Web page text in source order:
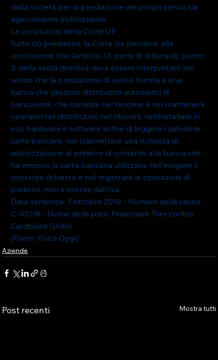
dalla società per la prestazione dei propri servizi sia
agevolmente individuabile.
Le conclusioni della Corte UE
Tutto ciò premesso, la Corte Ue perviene alla
conclusione che l’articolo 13, parte B, lettera d), punto
3, della sesta direttiva deve essere interpretato nel
senso che la prestazione di servizi fornita a una
banca che gestisce distributori automatici di
banconote, che consiste nel rendere e nel mantenere
operativi tali distributori, nel rifornirli, nell’installare in
essi hardware e software al fine di leggere i dati delle
carte bancarie, nel trasmettere una richiesta di
autorizzazione al prelievo di contante alla banca che
ha emesso la carta bancaria utilizzata, nell’erogare il
contante richiesto e nel registrare le operazioni di
prelievo, non è esente dall’Iva.
Data sentenza: 3 ottobre 2019 - Numero della causa:
C-42/18 - Nome delle parti: Finanzamt Trier contro
Cardpoint Gmbh
(Fonte: Fisco Oggi)
Aziende
Post recenti Mostra tutti